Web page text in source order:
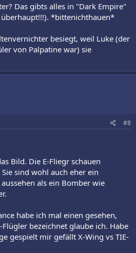
Das gibts alles in "Dark Empire"
*bittenichthauen*
besiegt, weil Luke (der
von Palpatine war) sie
#8
Bild. Die E-Fliegr schauen
sind wohl auch eher ein
als ein Bomber wie
habe ich mal einen gesehen,
bezeichnet glaube ich. Habe
gespielt mir gefällt X-Wing vs TIE-